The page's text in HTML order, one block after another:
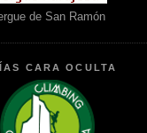
de San Ramón
CARA OCULTA